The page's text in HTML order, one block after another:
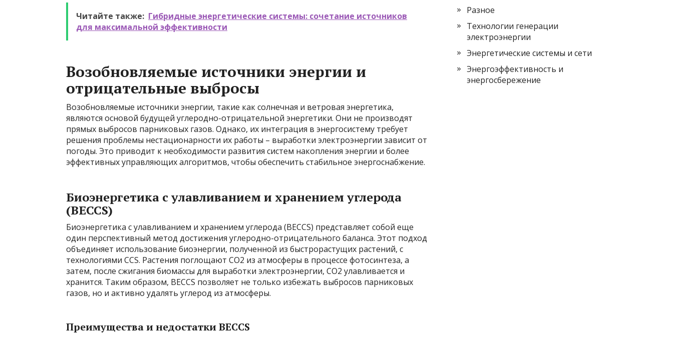
Читайте также: Гибридные энергетические системы: сочетание источников
для максимальной эффективности
Возобновляемые источники энергии и
отрицательные выбросы
Возобновляемые источники энергии, такие как солнечная и ветровая энергетика,
являются основой будущей углеродно-отрицательной энергетики. Они не производят
прямых выбросов парниковых газов. Однако, их интеграция в энергосистему требует
решения проблемы нестационарности их работы – выработки электроэнергии зависит от
погоды. Это приводит к необходимости развития систем накопления энергии и более
эффективных управляющих алгоритмов, чтобы обеспечить стабильное энергоснабжение.
Биоэнергетика с улавливанием и хранением углерода
(BECCS)
Биоэнергетика с улавливанием и хранением углерода (BECCS) представляет собой еще
один перспективный метод достижения углеродно-отрицательного баланса. Этот подход
объединяет использование биоэнергии, полученной из быстрорастущих растений, с
технологиями CCS. Растения поглощают CO2 из атмосферы в процессе фотосинтеза, а
затем, после сжигания биомассы для выработки электроэнергии, CO2 улавливается и
хранится. Таким образом, BECCS позволяет не только избежать выбросов парниковых
газов, но и активно удалять углерод из атмосферы.
Преимущества и недостатки BECCS
Разное
Технологии генерации
электроэнергии
Энергетические системы и сети
Энергоэффективность и
энергосбережение